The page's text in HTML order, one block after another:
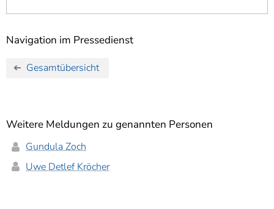
Navigation im Pressedienst
Gesamtübersicht
Weitere Meldungen zu genannten Personen
Gundula Zoch
Uwe Detlef Kröcher